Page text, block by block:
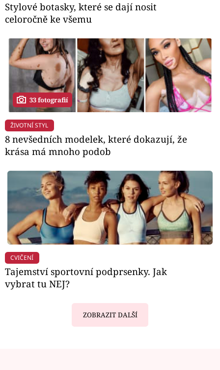
Stylové botasky, které se dají nosit
celoročně ke všemu
33 fotografií
ŽIVOTNÍ STYL
8 nevšedních modelek, které dokazují, že
krása má mnoho podob
CVIČENÍ
Tajemství sportovní podprsenky. Jak
vybrat tu NEJ?
ZOBRAZIT DALŠÍ